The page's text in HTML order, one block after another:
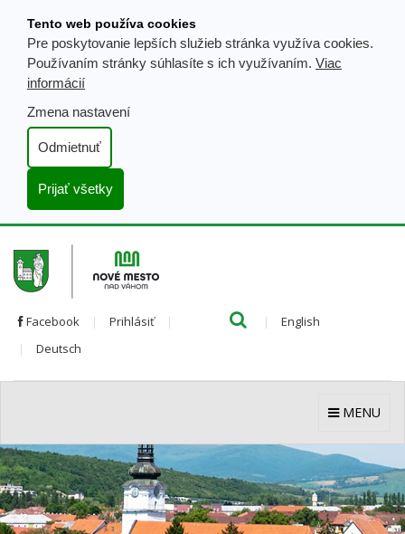
obsahu
Tento web používa cookies
Pre poskytovanie lepších služieb stránka využíva cookies.
Používaním stránky súhlasíte s ich využívaním. Viac
informácií
Zmena nastavení
Odmietnuť
Prijať všetky
Facebook Prihlásiť English
Deutsch
MENU